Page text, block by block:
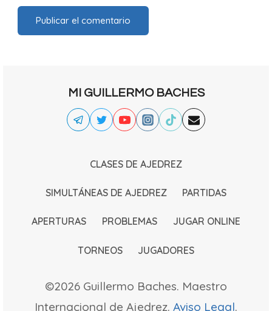
MI GUILLERMO BACHES
CLASES DE AJEDREZ
SIMULTÁNEAS DE AJEDREZ PARTIDAS
APERTURAS PROBLEMAS JUGAR ONLINE
TORNEOS JUGADORES
©2026 Guillermo Baches. Maestro
Internacional de Ajedrez. Aviso Legal.